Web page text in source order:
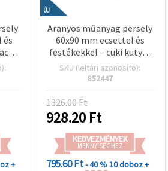
és
+
ÚJ
Aranyos műanyag persely
60x90 mm ecsettel és
festékekkel – cuki kutyás
design gyerekeknek,
kreatív hobbi festéshez
SKU (leltári azonosító):
852447
1326.00 Ft
928.20 Ft
KEDVEZMÉNYEK
MENNYISÉGHEZ
795.60 Ft- 40 %10 doboz +